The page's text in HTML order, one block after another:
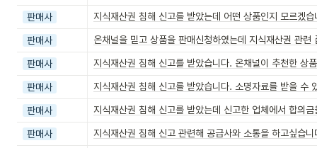
판매사 지식재산권 침해 신고를 받았는데 어떤 상품인지 모르겠습
판매사 온채널을 믿고 상품을 판매신청하였는데 지식재산권 관련
판매사 지식재산권 침해 신고를 받았습니다. 온채널이 추천한 상
판매사 지식재산권 침해 신고를 받았습니다. 소명자료를 받을 수
판매사 지식재산권 침해 신고를 받았는데 신고한 업체에서 합의
판매사 지식재산권 침해 신고 관련해 공급사와 소통을 하고싶습니